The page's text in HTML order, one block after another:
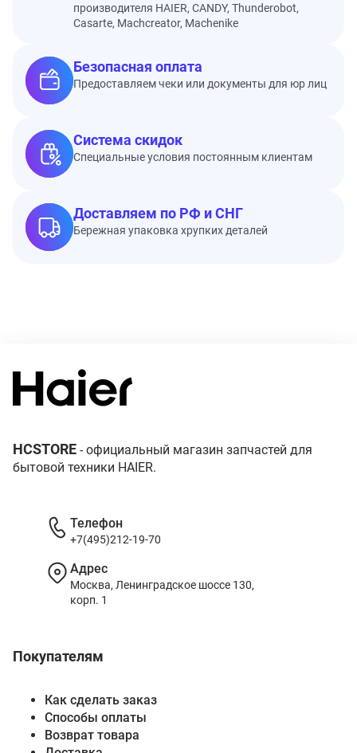
производителя HAIER, CANDY, Thunderobot,
Casarte, Machcreator, Machenike
Безопасная оплата
Предоставляем чеки или документы для юр лиц
Система скидок
Специальные условия постоянным клиентам
Доставляем по РФ и СНГ
Бережная упаковка хрупких деталей
HCSTORE - официальный магазин запчастей для
бытовой техники HAIER.
Покупателям
Как сделать заказ
Способы оплаты
Возврат товара
Телефон
+7(495)212-19-70
Адрес
Москва, Ленинградское шоссе 130,
корп. 1